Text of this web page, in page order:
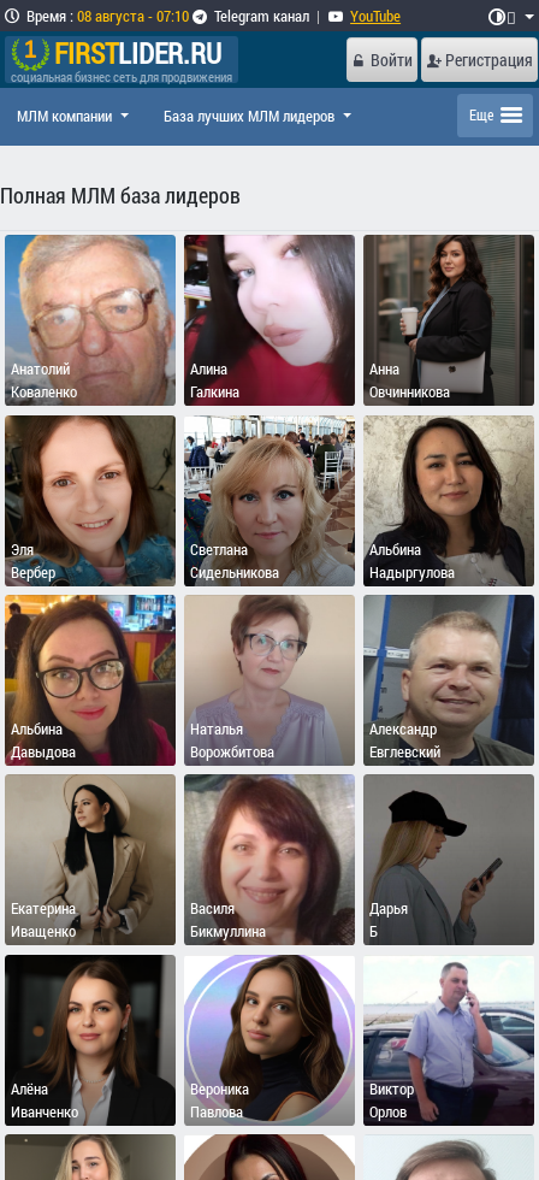
Время:08 августа - 07:10 Telegram канал | YouTube 
FIRSTLIDER.RU
социальная бизнес сеть для продвижения
Войти Регистрация
МЛМ компании База лучших МЛМ лидеров Еще
Полная МЛМ база лидеров
Анатолий
Коваленко
Алина
Галкина
Анна
Овчинникова
Эля
Вербер
Светлана
Сидельникова
Альбина
Надыргулова
Альбина
Давыдова
Наталья
Ворожбитова
Александр
Евглевский
Екатерина
Иващенко
Василя
Бикмуллина
Дарья
Б
Алёна
Иванченко
Вероника
Павлова
Виктор
Орлов